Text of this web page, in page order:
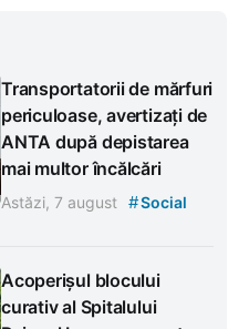
Transportatorii de mărfuri
periculoase, avertizați de
ANTA după depistarea
mai multor încălcări
Astăzi, 7 august #Social
Acoperișul blocului
curativ al Spitalului